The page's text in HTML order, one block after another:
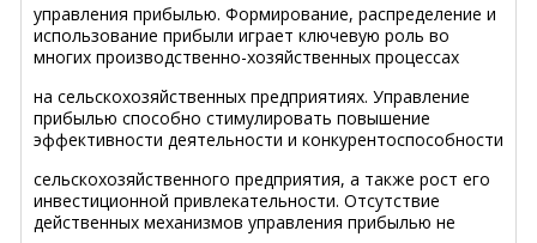
управления прибылью. Формирование, распределение и
использование прибыли играет ключевую роль во
многих производственно-хозяйственных процессах
на сельскохозяйственных предприятиях. Управление
прибылью способно стимулировать повышение
эффективности деятельности и конкурентоспособности
сельскохозяйственного предприятия, а также рост его
инвестиционной привлекательности. Отсутствие
действенных механизмов управления прибылью не